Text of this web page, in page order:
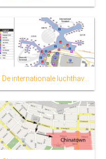
De internationale luchthaven van Vancouver kaart